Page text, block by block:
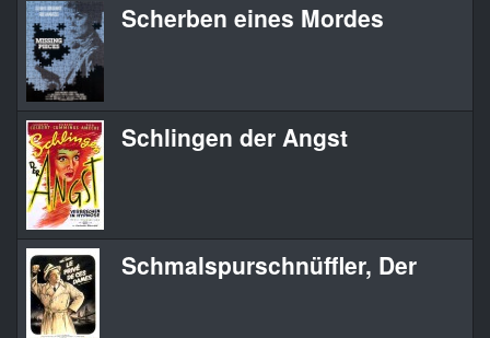
Scherben eines Mordes
Schlingen der Angst
Schmalspurschnüffler, Der